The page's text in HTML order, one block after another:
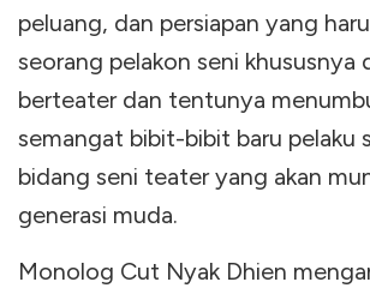
peluang, dan persiapan yang
seorang pelakon seni khususnya
berteater dan tentunya
semangat bibit-bibit baru pelaku
bidang seni teater yang akan
generasi muda.
Monolog Cut Nyak Dhien